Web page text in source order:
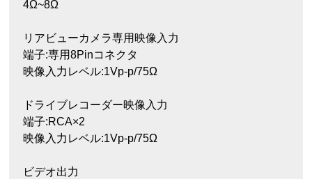
4Ω~8Ω
リアビューカメラ専用映像入力
端子:専用8Pinコネクタ
映像入力レベル:1Vp-p/75Ω
ドライブレコーダー映像入力
端子:RCA×2
映像入力レベル:1Vp-p/75Ω
ビデオ出力